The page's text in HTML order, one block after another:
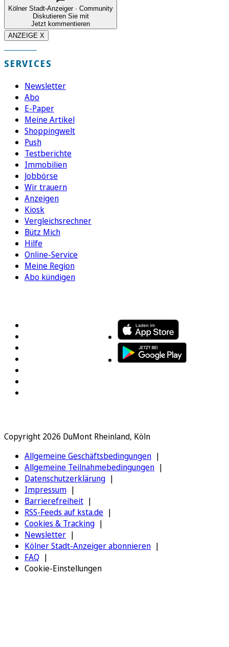
Kölner Stadt-Anzeiger · Community
Diskutieren Sie mit
Jetzt kommentieren
ANZEIGE X
SERVICES
Newsletter
Abo
E-Paper
Meine Artikel
Shoppingwelt
Push
Testberichte
Immobilien
Jobbörse
Wir trauern
Anzeigen
Kiosk
Vergleichsrechner
Bütz Mich
Hilfe
Online-Service
Meine Region
Abo kündigen
Copyright 2026 DuMont Rheinland, Köln
Allgemeine Geschäftsbedingungen
Allgemeine Teilnahmebedingungen
Datenschutzerklärung
Impressum
Barrierefreiheit
RSS-Feeds auf ksta.de
Cookies & Tracking
Newsletter
Kölner Stadt-Anzeiger abonnieren
FAQ
Cookie-Einstellungen